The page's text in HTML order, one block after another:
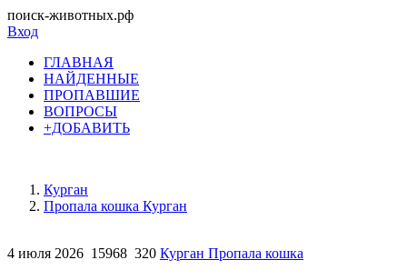
поиск-животных.рф
Вход
ГЛАВНАЯ
НАЙДЕННЫЕ
ПРОПАВШИЕ
ВОПРОСЫ
+ДОБАВИТЬ
Курган
Пропала кошка Курган
4 июля 2026 15968 320 Курган Пропала кошка